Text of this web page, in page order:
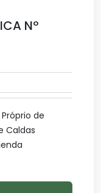
Nº
de
Caldas